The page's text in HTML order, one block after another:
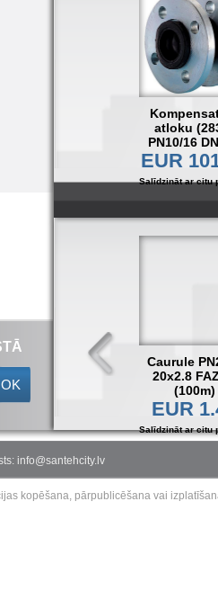
OK
atloku
PN10/16
EUR
Salīdzināt ar citu
Caurule
20x2.8
(100m)
EUR
Salīdzināt ar citu
info@santehcity.lv
kopēšana, pārpublicēšana vai